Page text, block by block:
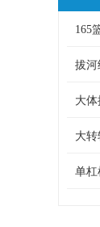
165
拔河
大
大
单杠